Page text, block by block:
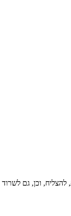
להצליח, וכן, גם